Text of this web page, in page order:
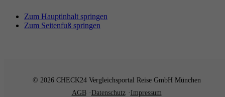
Zum Hauptinhalt springen
Zum Seitenfuß springen
© 2026 CHECK24 Vergleichsportal Reise GmbH München
AGB
Datenschutz Impressum